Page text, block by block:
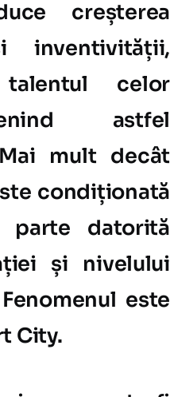
creșterea
inventivității,
celor
astfel
mult decât
condiționată
parte datorită
și nivelului
este
City.